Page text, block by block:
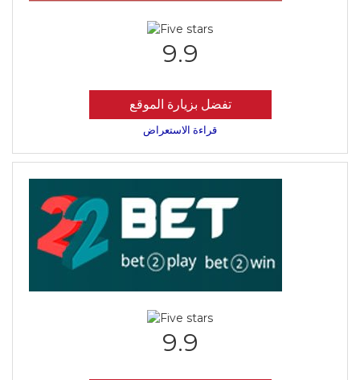
9.9
تفضل بزيارة الموقع
قراءة الاستعراض
9.9